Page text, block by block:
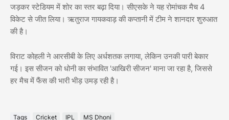
जड़कर स्टेडियम में शोर का स्तर बढ़ा दिया। सीएसके ने यह रोमांचक मैच 4
विकेट से जीत लिया। ऋतुराज गायकवाड़ की कप्तानी में टीम ने शानदार शुरुआत
की है।
विराट कोहली ने आरसीबी के लिए अर्धशतक लगाया, लेकिन उनकी पारी बेकार
गई। इस सीजन को धोनी का संभावित 'आखिरी सीजन' माना जा रहा है, जिससे
हर मैच में फैंस की भारी भीड़ उमड़ रही है।
Tags Cricket IPL MS Dhoni